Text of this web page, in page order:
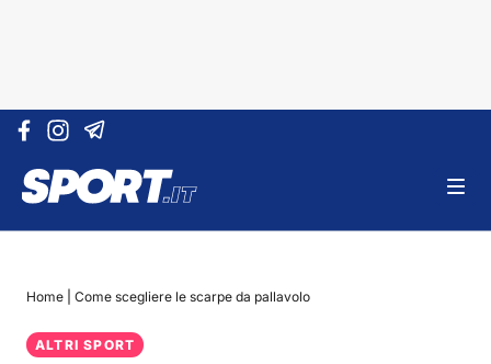
Vai al contenuto
Home Come scegliere le scarpe da pallavolo
ALTRI SPORT